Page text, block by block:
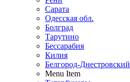
Сарата
Одесская обл.
Болград
Тарутино
Бессарабия
Килия
Белгород-Днестровский
Menu Item